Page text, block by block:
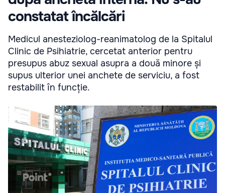
constatat încălcări
Medicul anesteziolog-reanimatolog de la Spitalul
Clinic de Psihiatrie, cercetat anterior pentru
presupus abuz sexual asupra a două minore și
supus ulterior unei anchete de serviciu, a fost
restabilit în funcție.